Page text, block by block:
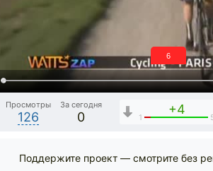
5
Просмотры
126
За сегодня
0
+4
1
Поддержите проект — смотрите без